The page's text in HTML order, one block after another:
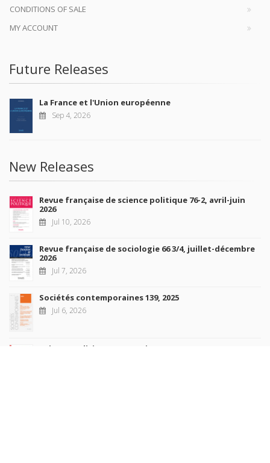
CONDITIONS OF SALE
MY ACCOUNT
Future Releases
La France et l'Union européenne
Sep 4, 2026
New Releases
Revue française de science politique 76-2, avril-juin
2026
Jul 10, 2026
Revue française de sociologie 66 3/4, juillet-décembre
2026
Jul 7, 2026
Sociétés contemporaines 139, 2025
Jul 6, 2026
Raisons politiques 102, mai 2026